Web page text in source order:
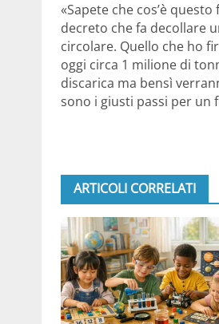
«Sapete che cos’è
decreto che fa decollare
circolare. Quello che ho
oggi circa 1 milione di
discarica ma bensì
sono i giusti passi per un
ARTICOLI CORRELATI